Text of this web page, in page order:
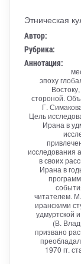
Этническая
Автор:
Рубрика:
Аннотация:
эпоху
стороной.
Г.
Цель
Ирана в
исследования
в своих
Ирана в
читателем.
иранскими
удмуртской
(В.
призвано
1970 гг.